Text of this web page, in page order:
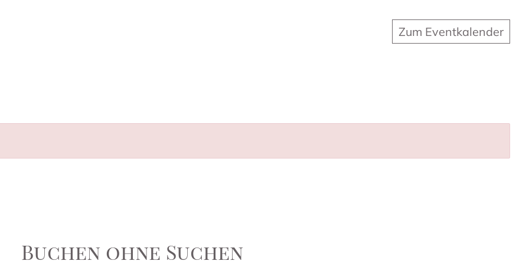
Zum Eventkalender
Buchen ohne Suchen